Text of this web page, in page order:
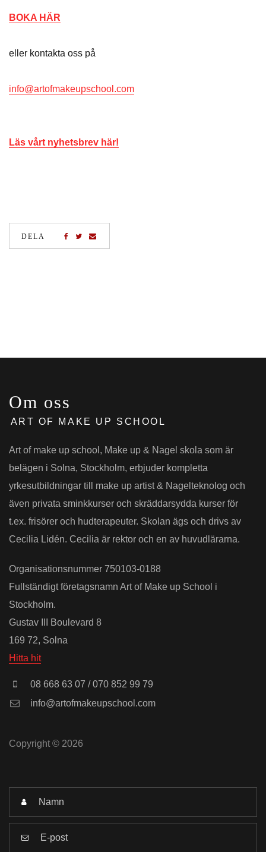
BOKA HÄR
eller kontakta oss på
info@artofmakeupschool.com
Läs vårt nyhetsbrev här!
DELA
Om oss
ART OF MAKE UP SCHOOL
Art of make up school, Make up & Nagel skola som är
belägen i Solna, Stockholm, erbjuder kompletta
yrkesutbildningar till make up artist & Nagelteknolog och
även privata sminkkurser och skräddarsydda kurser för
t.ex. frisörer och hudterapeuter. Skolan ägs och drivs av
Cecilia Lidén. Cecilia är rektor och en av huvudlärarna.
Organisationsnummer 750103-0188
Fullständigt företagsnamn Art of Make up School i
Stockholm.
Gustav III Boulevard 8
169 72, Solna
Hitta hit
08 668 63 07 / 070 852 99 79
info@artofmakeupschool.com
Copyright © 2026